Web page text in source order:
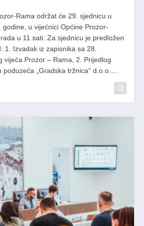
Rama održat će 29. sjednicu u
godine, u vijećnici Općine Prozor-
u 11 sati. Za sjednicu je predložen
1. Izvadak iz zapisnika sa 28.
vijeća Prozor – Rama, 2. Prijedlog
„Gradska tržnica“ d.o.o….